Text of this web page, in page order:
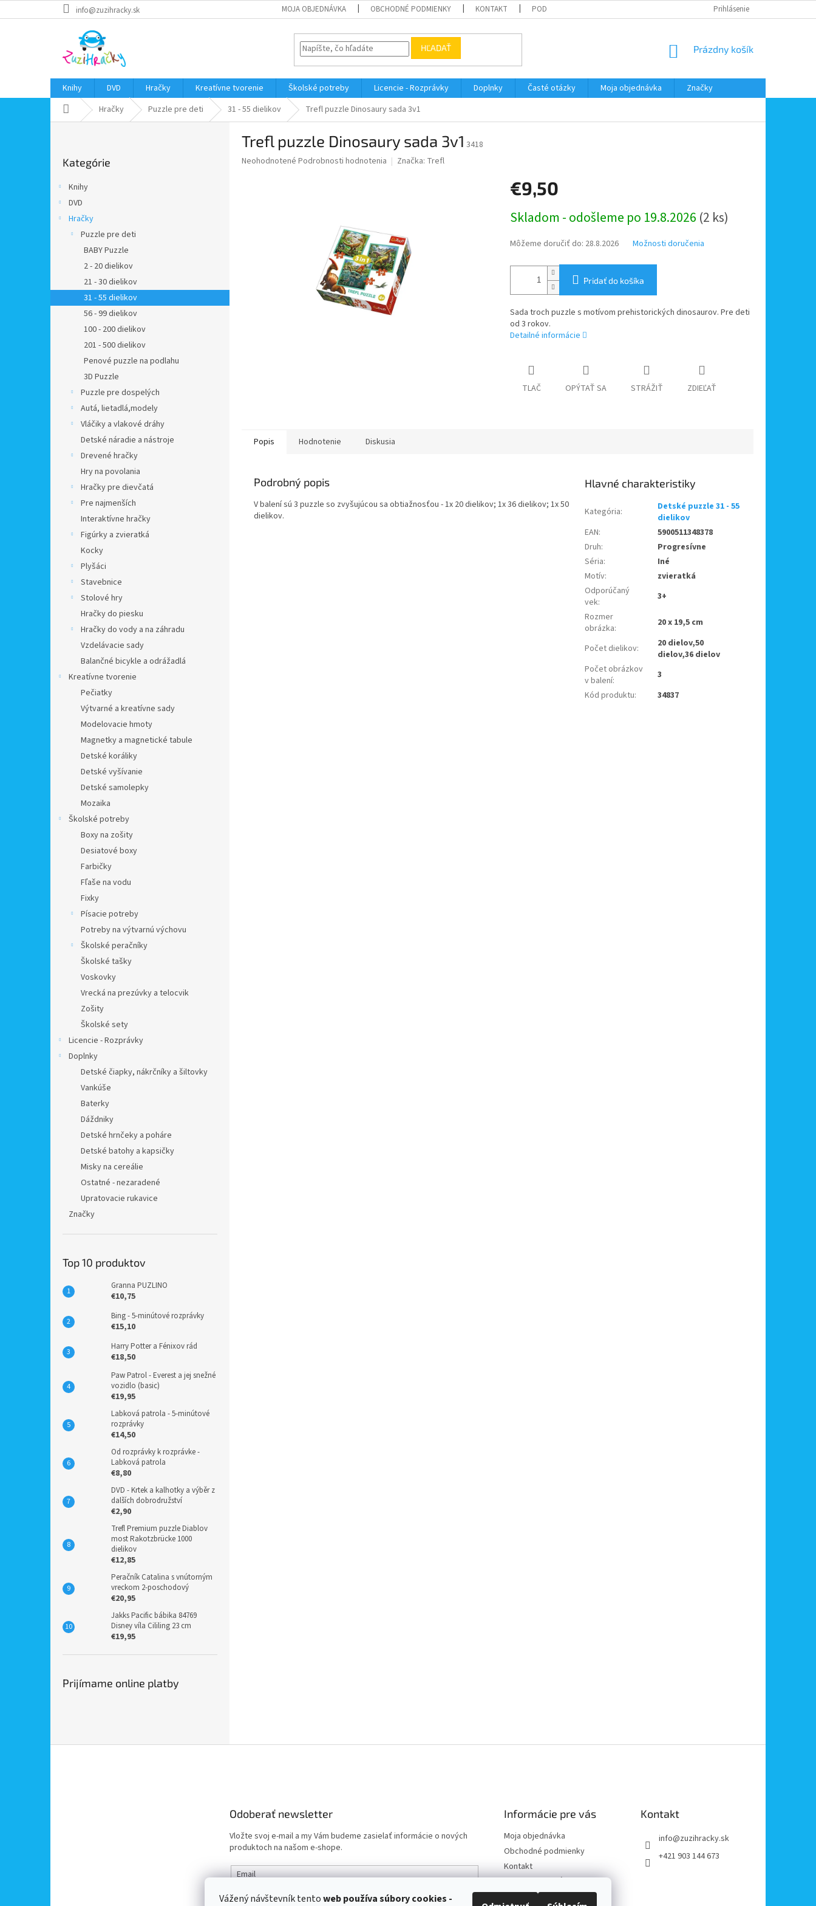
Vážený návštevník tentoweb používasúbory cookies -
na
info@zuzihracky.sk MOJA OBJEDNÁVKA OBCHODNÉ PODMIENKY KONTAKT PODMIENKY OOÚ ODSTÚPENIE OD ZMLUVY
Prihlásenie
HĽADAŤ
NÁKUPNÝ
Prázdny košík
Knihy DVD Hračky Kreatívne tvorenie Školské potreby Licencie - Rozprávky Doplnky Časté otázky Moja objednávka
Značky
DomovHračky Puzzle pre deti 31 - 55 dielikov Trefl puzzle Dinosaury sada 3v1
kategórie
Kategórie
Knihy
DVD
Hračky
Puzzle pre deti
BABY Puzzle
2 - 20 dielikov
21 - 30 dielikov
31 - 55 dielikov
56 - 99 dielikov
100 - 200 dielikov
201 - 500 dielikov
Penové puzzle na podlahu
3D Puzzle
Puzzle pre dospelých
Autá, lietadlá,modely
Vláčiky a vlakové dráhy
Detské náradie a nástroje
Drevené hračky
Hry na povolania
Hračky pre dievčatá
Pre najmenších
Interaktívne hračky
Figúrky a zvieratká
Kocky
Plyšáci
Stavebnice
Stolové hry
Hračky do piesku
Hračky do vody a na záhradu
Vzdelávacie sady
Balančné bicykle a odrážadlá
Kreatívne tvorenie
Pečiatky
Výtvarné a kreatívne sady
Modelovacie hmoty
Magnetky a magnetické tabule
Detské koráliky
Detské vyšívanie
Detské samolepky
Mozaika
Školské potreby
Boxy na zošity
Desiatové boxy
Farbičky
Fľaše na vodu
Fixky
Písacie potreby
Potreby na výtvarnú výchovu
Školské peračníky
Školské tašky
Voskovky
Vrecká na prezúvky a telocvik
Zošity
Školské sety
Licencie - Rozprávky
Doplnky
Detské čiapky, nákrčníky a šiltovky
Vankúše
Baterky
Dáždniky
Detské hrnčeky a poháre
Detské batohy a kapsičky
Misky na cereálie
Ostatné - nezaradené
Upratovacie rukavice
Značky
Top 10 produktov
Granna PUZLINO
€10,75
Bing - 5-minútové rozprávky
€15,10
Harry Potter a Fénixov rád
€18,50
Paw Patrol - Everest a jej snežné
vozidlo (basic)
€19,95
Labková patrola - 5-minútové
rozprávky
€14,50
Od rozprávky k rozprávke -
Labková patrola
€8,80
DVD - Krtek a kalhotky a výběr z
dalších dobrodružství
€2,90
Trefl Premium puzzle Diablov
most Rakotzbrücke 1000
dielikov
€12,85
Peračník Catalina s vnútorným
vreckom 2-poschodový
€20,95
Jakks Pacific bábika 84769
Disney víla Cililing 23 cm
€19,95
Prijímame online platby
Trefl puzzle Dinosaury sada 3v1 3418
Priemerné
Neohodnotené Podrobnosti hodnotenia Značka: Trefl
€9,50
cena:
Skladom - odošleme po 19.8.2026 (2 ks)
Môžeme doručiť do: 28.8.2026 Možnosti doručenia
Pridať do košíka
Sada troch puzzle s motívom prehistorických dinosaurov. Pre deti
od 3 rokov.
Detailné informácie
TLAČ OPÝTAŤ SA STRÁŽIŤ ZDIEĽAŤ
Popis Hodnotenie Diskusia
Podrobný popis
V balení sú 3 puzzle so zvyšujúcou sa obtiažnosťou - 1x 20 dielikov; 1x 36 dielikov; 1x 50
dielikov.
Kategória:
Detské puzzle 31 - 55
dielikov
EAN:
5900511348378
Druh:
Progresívne
Séria:
Iné
Motív:
zvieratká
Odporúčaný
vek:
3+
Rozmer
obrázka: 20 x 19,5 cm
Počet dielikov:
20 dielov,50
dielov,36 dielov
Počet obrázkov
v balení:
3
Kód produktu: 34837
Odoberať newsletter
Vložte svoj e-mail a my Vám budeme zasielať informácie o nových
produktoch na našom e-shope.
Email
Vložením e-mailu súhlasíte spodmienkami ochrany osobných
Informácie pre vás
Moja objednávka
Obchodné podmienky
Kontakt
Doprava a platba
Kontakt
info@zuzihracky.sk
+421 903 144 673